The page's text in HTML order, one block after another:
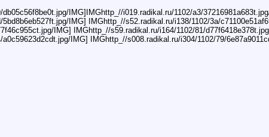
db05c56f8be0t.jpg/IMG]IMGhttp_//i019.radikal.ru/1102/a3/
5bd8b6eb527ft.jpg/IMG] IMGhttp_//s52.radikal.ru/i138/1102/3a/
IMG] IMGhttp_//s59.radikal.ru/i164/1102/81/
a0c59623d2cdt.jpg/IMG] IMGhttp_//s008.radikal.ru/i304/1102/79/